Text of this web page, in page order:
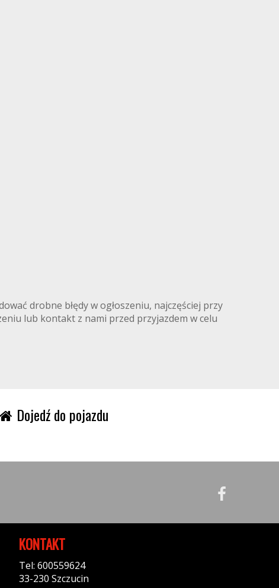
drobne błędy w ogłoszeniu, najczęściej przy
lub kontakt z nami przed przyjazdem w celu
Dojedź do pojazdu
KONTAKT
Tel: 600559624
33-230 Szczucin